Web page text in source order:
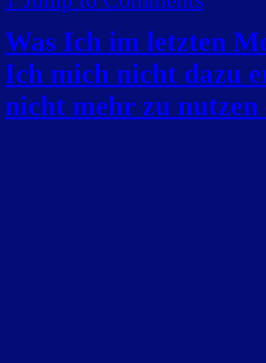
Was Ich im letzten
Ich mich nicht dazu
nicht mehr zu nutzen